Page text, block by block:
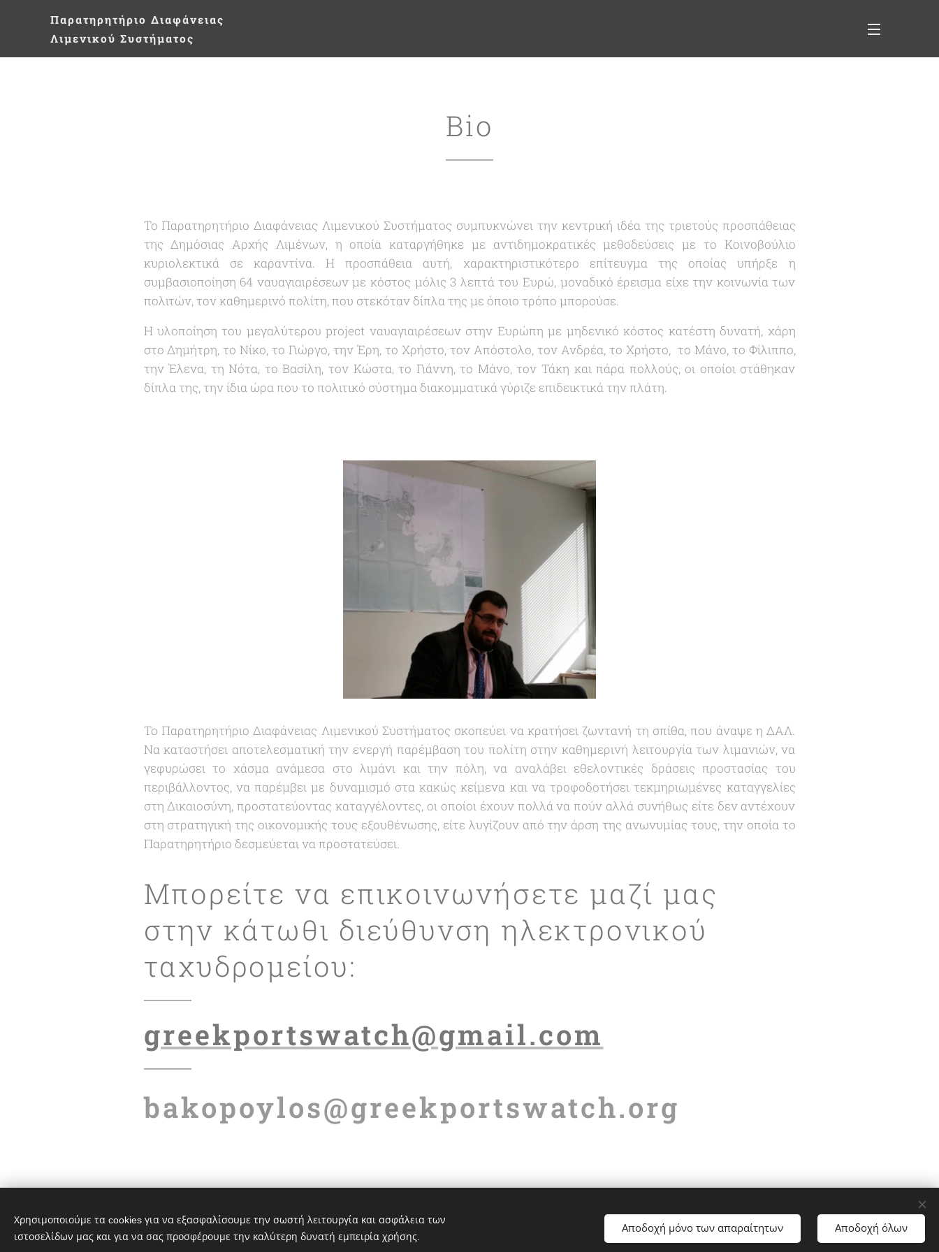
Παρατηρητήριο Διαφάνειας
Λιμενικού Συστήματος
Bio
Το Παρατηρητήριο Διαφάνειας Λιμενικού Συστήματος συμπυκνώνει την κεντρική ιδέα της τριετούς προσπάθειας
της Δημόσιας Αρχής Λιμένων, η οποία καταργήθηκε με αντιδημοκρατικές μεθοδεύσεις με το Κοινοβούλιο
κυριολεκτικά σε καραντίνα. Η προσπάθεια αυτή, χαρακτηριστικότερο επίτευγμα της οποίας υπήρξε η
συμβασιοποίηση 64 ναυαγιαιρέσεων με κόστος μόλις 3 λεπτά του Ευρώ, μοναδικό έρεισμα είχε την κοινωνία των
πολιτών, τον καθημερινό πολίτη, που στεκόταν δίπλα της με όποιο τρόπο μπορούσε.
Η υλοποίηση του μεγαλύτερου project ναυαγιαιρέσεων στην Ευρώπη με μηδενικό κόστος κατέστη δυνατή, χάρη
στο Δημήτρη, το Νίκο, το Γιώργο, την Έρη, το Χρήστο, τον Απόστολο, τον Ανδρέα, το Χρήστο, το Μάνο, το Φίλιππο,
την Έλενα, τη Νότα, το Βασίλη, τον Κώστα, το Γιάννη, το Μάνο, τον Τάκη και πάρα πολλούς, οι οποίοι στάθηκαν
δίπλα της, την ίδια ώρα που το πολιτικό σύστημα διακομματικά γύριζε επιδεικτικά την πλάτη.
Το Παρατηρητήριο Διαφάνειας Λιμενικού Συστήματος σκοπεύει να κρατήσει ζωντανή τη σπίθα, που άναψε η ΔΑΛ.
Να καταστήσει αποτελεσματική την ενεργή παρέμβαση του πολίτη στην καθημερινή λειτουργία των λιμανιών, να
γεφυρώσει το χάσμα ανάμεσα στο λιμάνι και την πόλη, να αναλάβει εθελοντικές δράσεις προστασίας του
περιβάλλοντος, να παρέμβει με δυναμισμό στα κακώς κείμενα και να τροφοδοτήσει τεκμηριωμένες καταγγελίες
στη Δικαιοσύνη, προστατεύοντας καταγγέλοντες, οι οποίοι έχουν πολλά να πούν αλλά συνήθως είτε δεν αντέχουν
στη στρατηγική της οικονομικής τους εξουθένωσης, είτε λυγίζουν από την άρση της ανωνυμίας τους, την οποία το
Παρατηρητήριο δεσμεύεται να προστατεύσει.
Μπορείτε να επικοινωνήσετε μαζί μας
στην κάτωθι διεύθυνση ηλεκτρονικού
ταχυδρομείου:
greekportswatch@gmail.com
bakopoylos@greekportswatch.org
© 2020 greekportswatch@gmail.com Webnode
Χρησιμοποιούμε τα cookies για να εξασφαλίσουμε την σωστή λειτουργία και ασφάλεια των
ιστοσελίδων μας και για να σας προσφέρουμε την καλύτερη δυνατή εμπειρία χρήσης.
Αποδοχή μόνο των απαραίτητων Αποδοχή όλων